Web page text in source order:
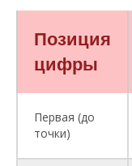
Позиция
цифры
Первая (до
точки)